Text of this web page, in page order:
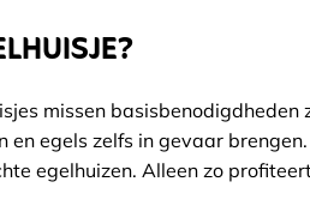
missen basisbenodigdheden
egels zelfs in gevaar
egelhuizen. Alleen zo